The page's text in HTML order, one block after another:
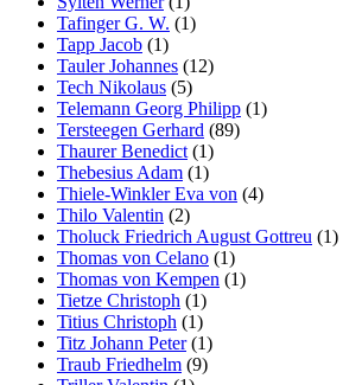
Tafinger G. W. (1)
Tapp Jacob (1)
Tauler Johannes (12)
Tech Nikolaus (5)
Telemann Georg Philipp (1)
Tersteegen Gerhard (89)
Thaurer Benedict (1)
Thebesius Adam (1)
Thiele-Winkler Eva von (4)
Thilo Valentin (2)
Tholuck Friedrich August Gottreu (1)
Thomas von Celano (1)
Thomas von Kempen (1)
Tietze Christoph (1)
Titius Christoph (1)
Titz Johann Peter(1)
Traub Friedhelm (9)